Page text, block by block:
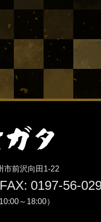
市前沢向田1-22
0197-56-
～18:00）